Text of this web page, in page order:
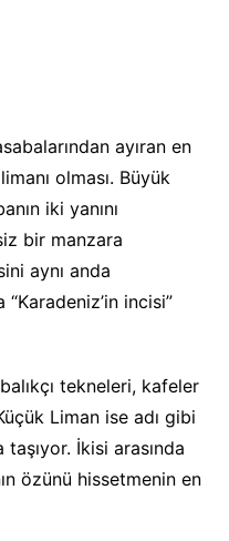
ayıran en
olması. Büyük
iki yanını
bir manzara
aynı anda
incisi”
tekneleri, kafeler
Liman ise adı gibi
İkisi arasında
özünü hissetmenin en